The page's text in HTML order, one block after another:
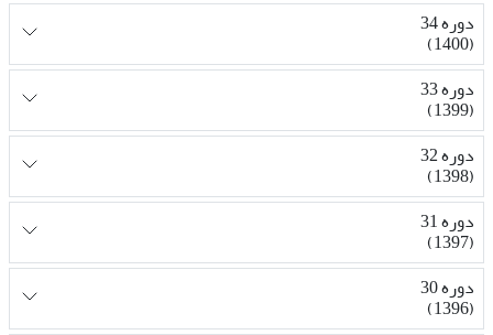
دوره 34
(1400)
دوره 33
(1399)
دوره 32
(1398)
دوره 31
(1397)
دوره 30
(1396)